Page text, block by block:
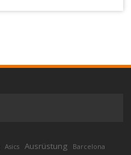
Asics Ausrüstung Barcelona